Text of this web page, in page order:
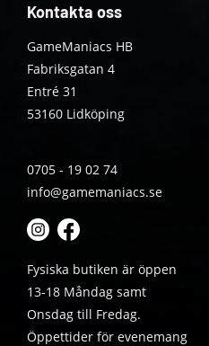
Kontakta oss
GameManiacs HB
Fabriksgatan 4
Entré 31
53160 Lidköping
0705 - 19 02 74
info@gamemaniacs.se
Fysiska butiken är öppen
13-18 Måndag samt
Onsdag till Fredag.
Öppettider för evenemang